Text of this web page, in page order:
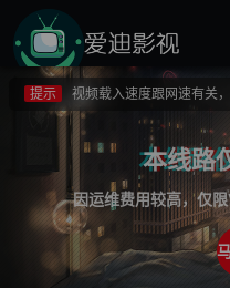
提示
提示
如果无法播放请重新刷新
提示
视频载入速度跟网速有关
不要轻易相信视频中的广
本线路
因运维费用较高，仅